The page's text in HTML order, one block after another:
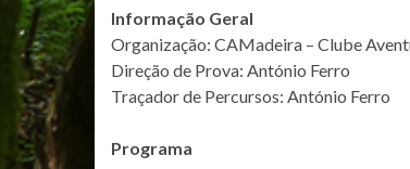
Informação Geral
Organização: CAMadeira – Clube
Direção de Prova: António Ferro
Traçador de Percursos: António Ferro
Programa